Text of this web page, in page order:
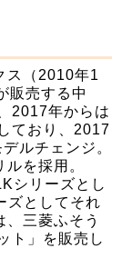
ス（2010年1
販売する中
2017年からは
ており、2017
ルチェンジ。
を採用。
シリーズとし
ズとしてそれ
三菱ふそう
ト」を販売し